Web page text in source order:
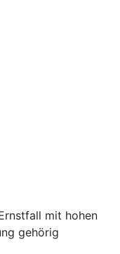
mit hohen
gehörig